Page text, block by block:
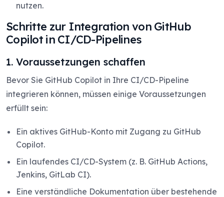
nutzen.
Schritte zur Integration von GitHub
Copilot in CI/CD-Pipelines
1. Voraussetzungen schaffen
Bevor Sie GitHub Copilot in Ihre CI/CD-Pipeline
integrieren können, müssen einige Voraussetzungen
erfüllt sein:
Ein aktives GitHub-Konto mit Zugang zu GitHub
Copilot.
Ein laufendes CI/CD-System (z. B. GitHub Actions,
Jenkins, GitLab CI).
Eine verständliche Dokumentation über bestehende